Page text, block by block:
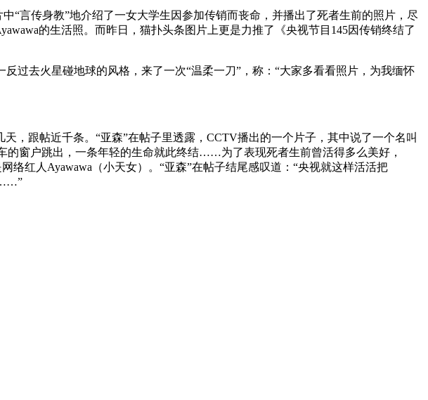
“言传身教”地介绍了一女大学生因参加传销而丧命，并播出了死者生前的照片，尽
的生活照。而昨日，猫扑头条图片上更是力推了《央视节目145因传销终结了
过去火星碰地球的风格，来了一次“温柔一刀”，称：“大家多看看照片，为我缅怀
，跟帖近千条。“亚森”在帖子里透露，CCTV播出的一个片子，其中说了一个名叫
窗户跳出，一条年轻的生命就此终结……为了表现死者生前曾活得多么美好，
红人Ayawawa（小天女）。“亚森”在帖子结尾感叹道：“央视就这样活活把
……”